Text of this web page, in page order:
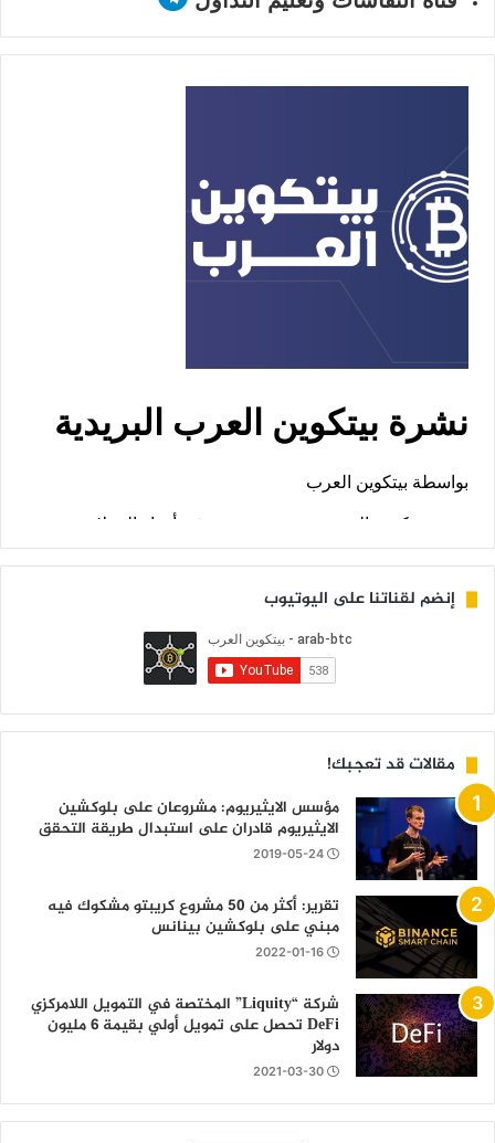
إنضم لقناتنا على اليوتيوب
مقالات قد تعجبك!
مؤسس الايثيريوم: مشروعان على بلوكشين
الايثيريوم قادران على استبدال طريقة التحقق
2019-05-24
تقرير: أكثر من 50 مشروع كريبتو مشكوك فيه
مبني على بلوكشين بينانس
2022-01-16
شركة “Liquity” المختصة في التمويل اللامركزي
DeFi تحصل على تمويل أولي بقيمة 6 مليون
دولار
2021-03-30